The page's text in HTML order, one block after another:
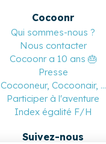
Cocoonr
Qui sommes-nous ?
Nous contacter
Cocoonr a 10 ans 🎂
Presse
Cocooneur, Cocoonair, ...
Participer à l'aventure
Index égalité F/H
Suivez-nous